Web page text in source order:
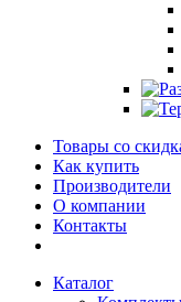
Товары со
Как купить
Производители
О компании
Контакты
Каталог